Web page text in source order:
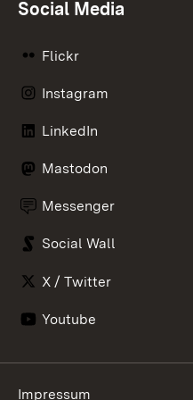
Social Media
Flickr
Instagram
LinkedIn
Mastodon
Messenger
Social Wall
X / Twitter
Youtube
Impressum